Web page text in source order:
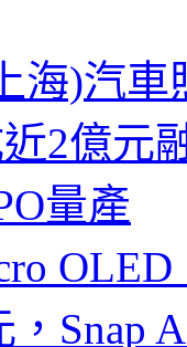
海)汽
2億元
量產
，Snap